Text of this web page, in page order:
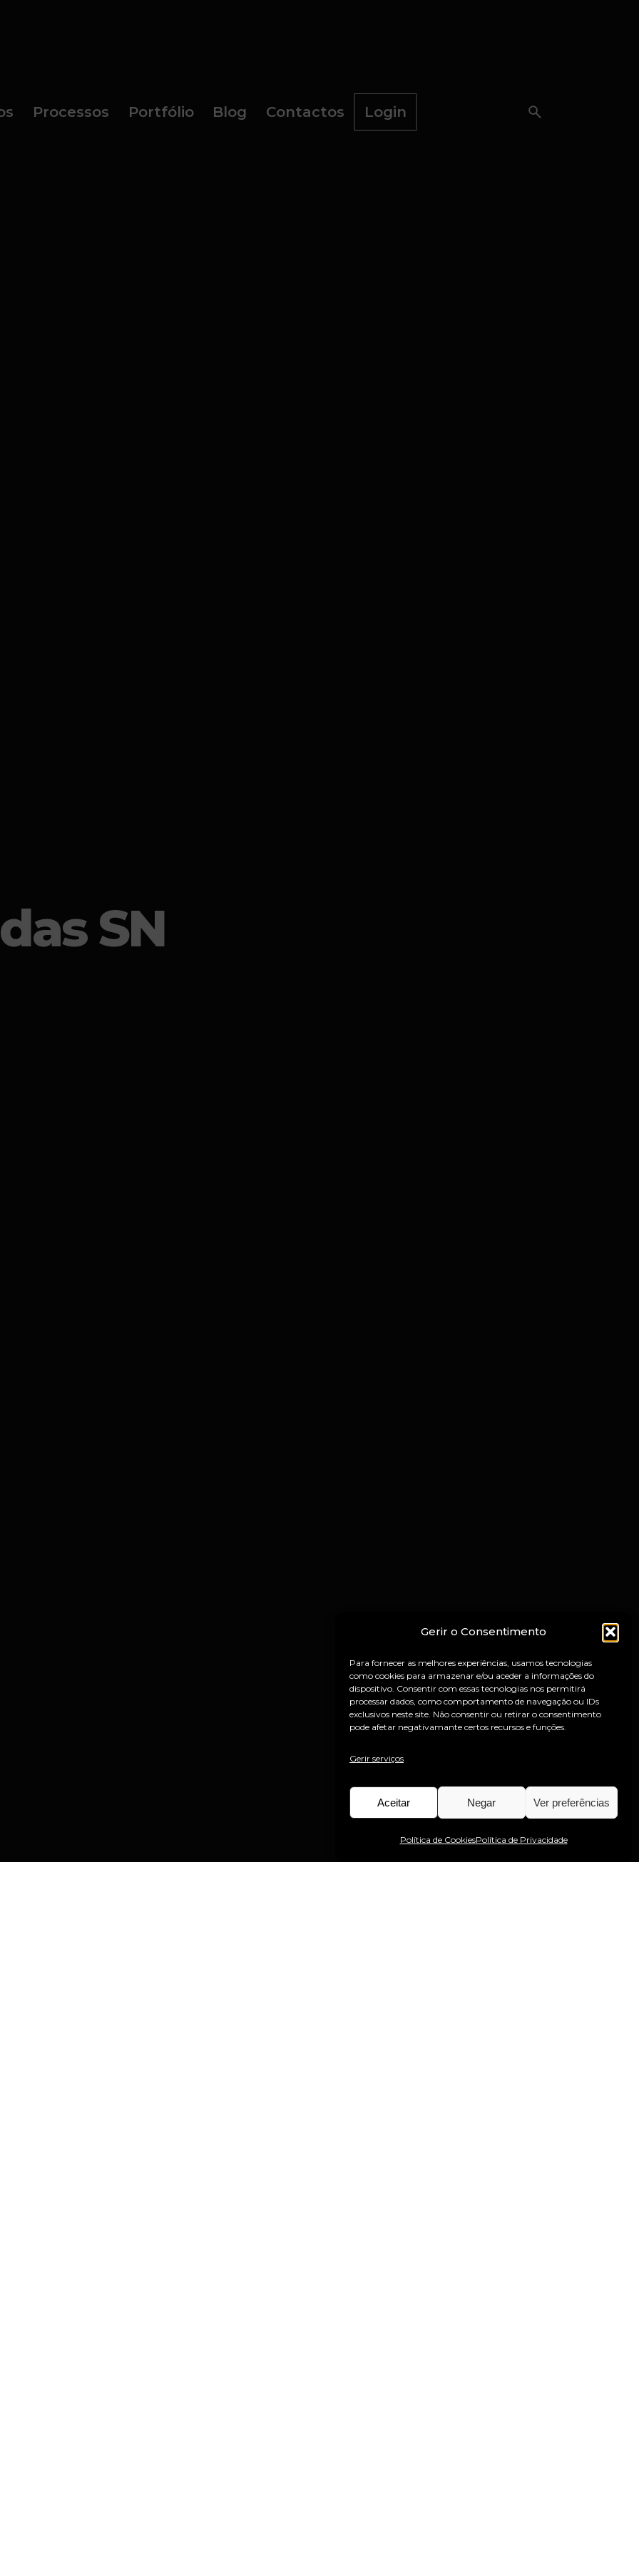
Gerir o Consentimento
Para fornecer as melhores experiências, usamos tecnologias
como cookies para armazenar e/ou aceder a informações do
dispositivo. Consentir com essas tecnologias nos permitirá
processar dados, como comportamento de navegação ou IDs
exclusivos neste site. Não consentir ou retirar o consentimento
pode afetar negativamante certos recursos e funções.
Gerir serviços
Aceitar Negar Ver preferências
Política de CookiesPolítica de Privacidade
Processos Portfólio Blog Contactos Login
SN